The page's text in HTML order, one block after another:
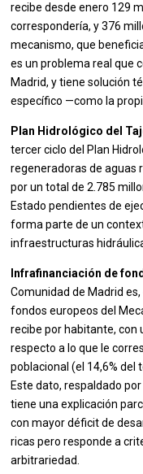
recibe desde enero 129
correspondería, y 376
mecanismo, que
es un problema real que
Madrid, y tiene solución
específico —como la
Plan Hidrológico del
tercer ciclo del Plan
regeneradoras de aguas
por un total de 2.785
Estado pendientes de
forma parte de un
infraestructuras
Infrafinanciación de
Comunidad de Madrid
fondos europeos del
recibe por habitante, con
respecto a lo que le
poblacional (el 14,6% del
Este dato, respaldado
tiene una explicación
con mayor déficit de
ricas pero responde a
arbitrariedad.